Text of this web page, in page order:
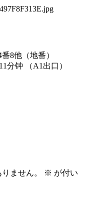
8他（地番）
分钟 （A1出口）
ません。 ※ が付い